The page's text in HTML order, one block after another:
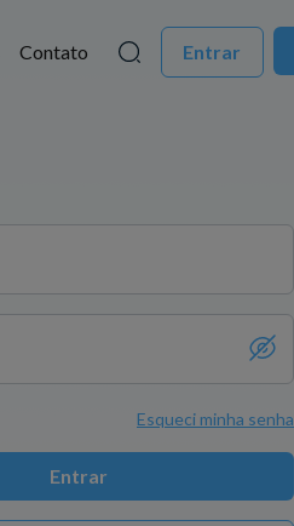
Contato Entrar
Esqueci minha senha
Entrar